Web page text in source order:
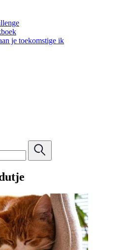
je toekomstige ik